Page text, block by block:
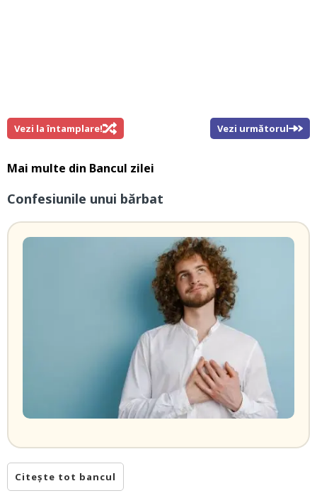
Vezi la întamplare! Vezi următorul
Mai multe din Bancul zilei
Confesiunile unui bărbat
Citește tot bancul